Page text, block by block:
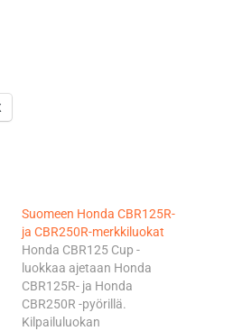
Suomeen Honda CBR125R-
ja CBR250R-merkkiluokat
Honda CBR125 Cup -
luokkaa ajetaan Honda
CBR125R- ja Honda
CBR250R -pyörillä.
Kilpailuluokan